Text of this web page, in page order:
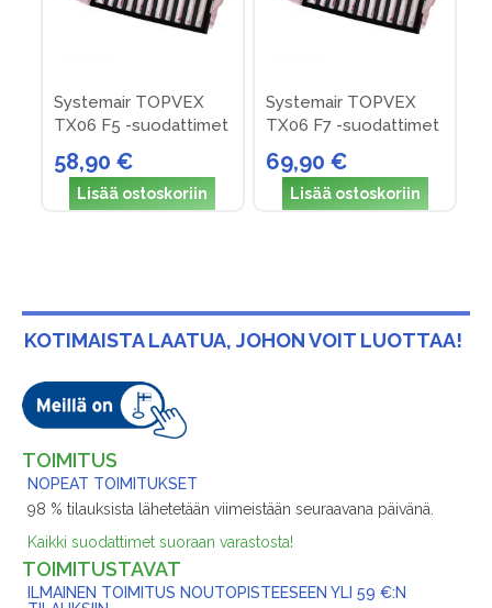
Systemair TOPVEX
TX06 F5 -suodattimet
58,90 €
Lisää ostoskoriin
Systemair TOPVEX
TX06 F7 -suodattimet
69,90 €
Lisää ostoskoriin
KOTIMAISTA LAATUA, JOHON VOIT LUOTTAA!
TOIMITUS
NOPEAT TOIMITUKSET
98 % tilauksista lähetetään viimeistään seuraavana päivänä.
Kaikki suodattimet suoraan varastosta!
TOIMITUSTAVAT
ILMAINEN TOIMITUS NOUTOPISTEESEEN YLI 59 €:N